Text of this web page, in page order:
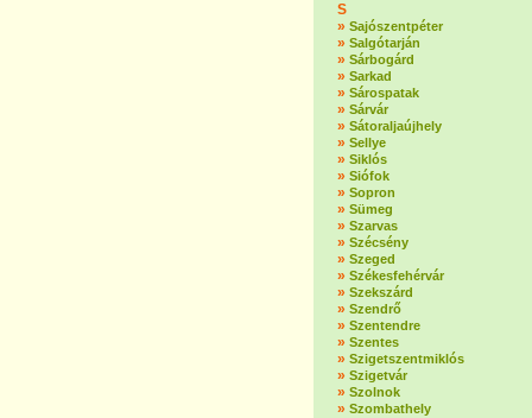
S
» Sajószentpéter
» Salgótarján
» Sárbogárd
» Sarkad
» Sárospatak
» Sárvár
» Sátoraljaújhely
» Sellye
» Siklós
» Siófok
» Sopron
» Sümeg
» Szarvas
» Szécsény
» Szeged
» Székesfehérvár
» Szekszárd
» Szendrő
» Szentendre
» Szentes
» Szigetszentmiklós
» Szigetvár
» Szolnok
» Szombathely